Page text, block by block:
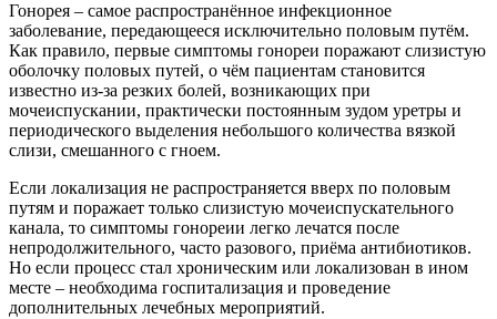
Гонорея – самое распространённое инфекционное
заболевание, передающееся исключительно половым путём.
Как правило, первые симптомы гонореи поражают слизистую
оболочку половых путей, о чём пациентам становится
известно из-за резких болей, возникающих при
мочеиспускании, практически постоянным зудом уретры и
периодического выделения небольшого количества вязкой
слизи, смешанного с гноем.
Если локализация не распространяется вверх по половым
путям и поражает только слизистую мочеиспускательного
канала, то симптомы гонореии легко лечатся после
непродолжительного, часто разового, приёма антибиотиков.
Но если процесс стал хроническим или локализован в ином
месте – необходима госпитализация и проведение
дополнительных лечебных мероприятий.